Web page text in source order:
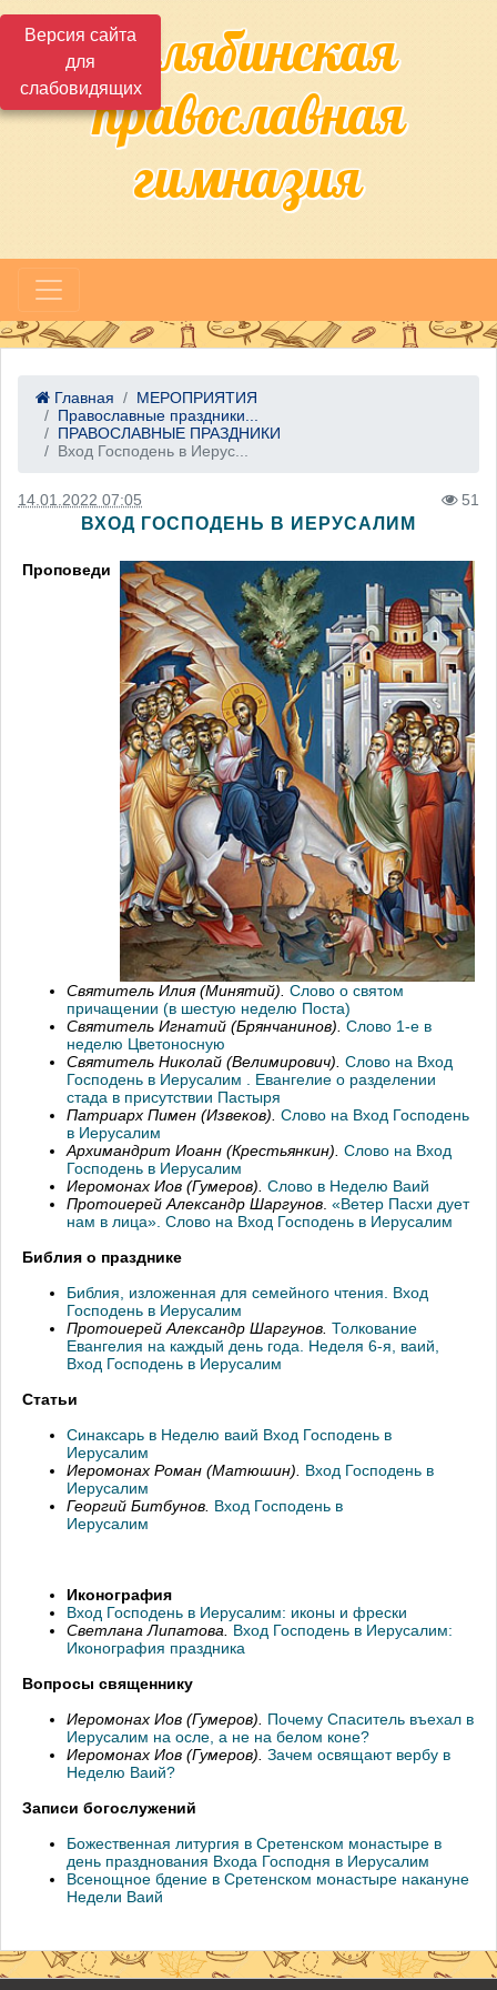
Версия сайта
для
слабовидящихЧелябинская
православная
гимназия
Главная
МЕРОПРИЯТИЯ
Православные праздники...
ПРАВОСЛАВНЫЕ ПРАЗДНИКИ
Вход Господень в Иерус...
14.01.2022 07:05 51
ВХОД ГОСПОДЕНЬ В ИЕРУСАЛИМ
Проповеди
Святитель Илия (Минятий). Слово о святом
причащении (в шестую неделю Поста)
Святитель Игнатий (Брянчанинов). Слово 1-е в
неделю Цветоносную
Святитель Николай (Велимирович). Слово на Вход
Господень в Иерусалим . Евангелие о разделении
стада в присутствии Пастыря
Патриарх Пимен (Извеков). Слово на Вход Господень
в Иерусалим
Архимандрит Иоанн (Крестьянкин). Слово на Вход
Господень в Иерусалим
Иеромонах Иов (Гумеров). Слово в Неделю Ваий
Протоиерей Александр Шаргунов «Ветер Пасхи дует
нам в лица». Слово на Вход Господень в Иерусалим
Библия о празднике
Библия, изложенная для семейного чтения. Вход
Господень в Иерусалим
Протоиерей Александр Шаргунов. Толкование
Евангелия на каждый день года. Неделя 6-я, ваий,
Вход Господень в Иерусалим
Статьи
Синаксарь в Неделю ваий Вход Господень в
Иерусалим
Иеромонах Роман (Матюшин).
Вход Господень в
Иерусалим
Георгий Битбунов. Вход Господень в
Иерусалим
Иконография
Вход Господень в Иерусалим: иконы и фрески
Светлана Липатова.
Вход Господень в Иерусалим:
Иконография праздника
Вопросы священнику
Иеромонах Иов (Гумеров).
Почему Спаситель въехал в
Иерусалим на осле, а не на белом коне?
Иеромонах Иов (Гумеров). Зачем освящают вербу в
Неделю Ваий?
Записи богослужений
Божественная литургия в Сретенском монастыре в
день празднования Входа Господня в Иерусалим
Всенощное бдение в Сретенском монастыре накануне
Недели Ваий